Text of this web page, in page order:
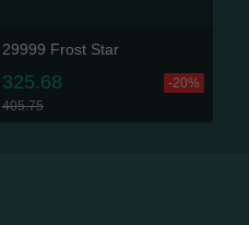
29999 Frost Star
325.68
-20%
405.75